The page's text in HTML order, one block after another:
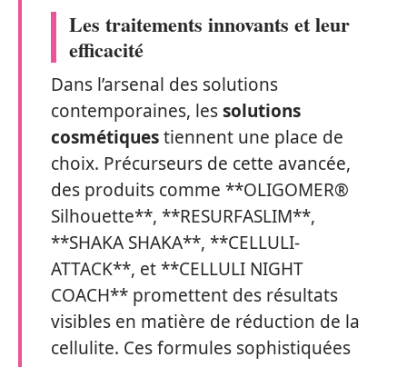
Les traitements innovants et leur
efficacité
Dans l’arsenal des solutions
contemporaines, lessolutions
cosmétiquestiennent une place de
choix. Précurseurs de cette avancée,
des produits comme **OLIGOMER®
Silhouette**, **RESURFASLIM**,
**SHAKA SHAKA**, **CELLULI-
ATTACK**, et **CELLULI NIGHT
COACH** promettent des résultats
visibles en matière de réduction de la
cellulite. Ces formules sophistiquées